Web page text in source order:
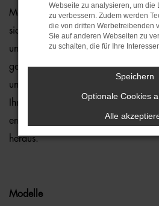
Mal zugelassen wurde. Bei den
sich somit schon um Fahrzeuge aus
und fast noch neue Autos. Ganz
gewünschte Modell aus dem
und ebenfalls sind wir gerne bereit,
Ihnen nach Hause zu übernehmen.
ermöglicht Ihnen den Autokauf aus
heraus.
Modelle
Webseite zu analysieren, um die
zu verbessern. Zudem werden
die von dritten Werbetreibenden
Sie auf anderen Webseiten zu
zu schalten, die für Ihre
Speichern
Optionale Cookies
Alle